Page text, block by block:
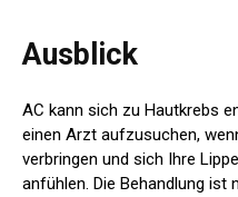
Ausblick
AC kann sich zu Hautkrebs
einen Arzt aufzusuchen,
verbringen und sich Ihre
anfühlen. Die Behandlung ist